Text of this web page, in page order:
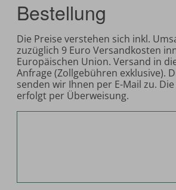
Bestellung
Die Preise verstehen sich inkl.
zuzüglich 9 Euro Versandkosten
Europäischen Union. Versand in
Anfrage (Zollgebühren exklusive).
senden wir Ihnen per E-Mail zu.
erfolgt per Überweisung.